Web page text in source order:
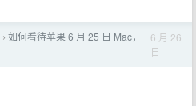
› 如何看待苹果 6 月 25 日 Mac，
6 月 26
日